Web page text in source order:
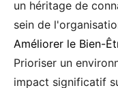
un héritage de
sein de
Améliorer le Bien-
Prioriser un
impact significatif